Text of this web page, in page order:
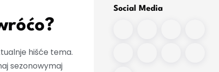
hišće tema.
sezonowymaj
Social Media